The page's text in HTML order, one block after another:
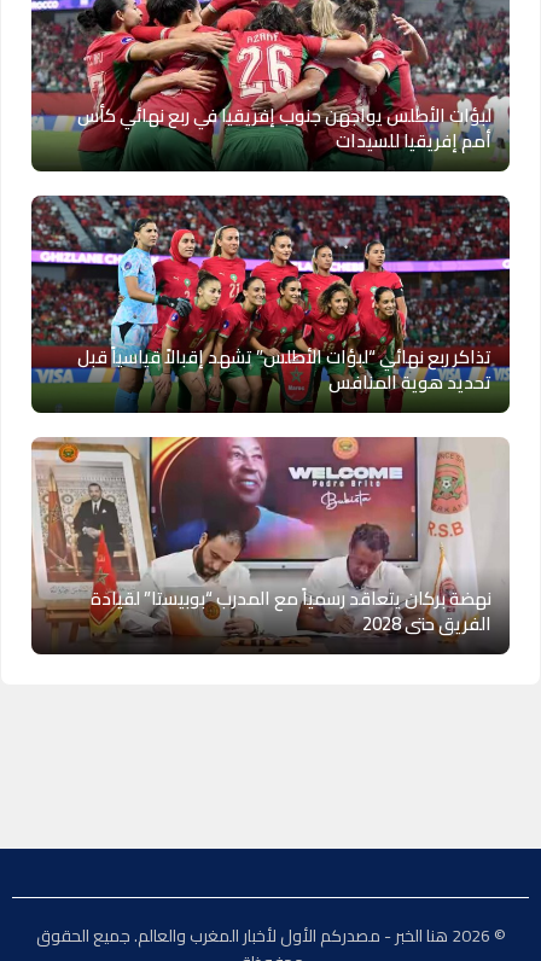
لبؤات الأطلس يواجهن جنوب إفريقيا في ربع نهائي كأس
أمم إفريقيا للسيدات
تذاكر ربع نهائي “لبؤات الأطلس” تشهد إقبالاً قياسياً قبل
تحديد هوية المنافس
نهضة بركان يتعاقد رسمياً مع المدرب “بوبيستا” لقيادة
الفريق حتى 2028
© 2026 هنا الخبر - مصدركم الأول لأخبار المغرب والعالم. جميع الحقوق